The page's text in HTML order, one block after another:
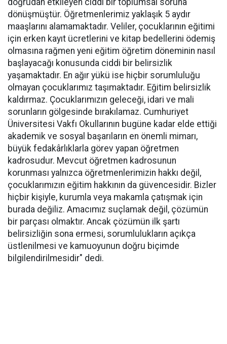
doğrudan etkileyen ciddi bir toplumsal soruna
dönüşmüştür. Öğretmenlerimiz yaklaşık 5 aydır
maaşlarını alamamaktadır. Veliler, çocuklarının eğitimi
için erken kayıt ücretlerini ve kitap bedellerini ödemiş
olmasına rağmen yeni eğitim öğretim döneminin nasıl
başlayacağı konusunda ciddi bir belirsizlik
yaşamaktadır. En ağır yükü ise hiçbir sorumluluğu
olmayan çocuklarımız taşımaktadır. Eğitim belirsizlik
kaldırmaz. Çocuklarımızın geleceği, idari ve mali
sorunların gölgesinde bırakılamaz. Cumhuriyet
Üniversitesi Vakfı Okullarının bugüne kadar elde ettiği
akademik ve sosyal başarıların en önemli mimarı,
büyük fedakârlıklarla görev yapan öğretmen
kadrosudur. Mevcut öğretmen kadrosunun
korunması yalnızca öğretmenlerimizin hakkı değil,
çocuklarımızın eğitim hakkının da güvencesidir. Bizler
hiçbir kişiyle, kurumla veya makamla çatışmak için
burada değiliz. Amacımız suçlamak değil, çözümün
bir parçası olmaktır. Ancak çözümün ilk şartı
belirsizliğin sona ermesi, sorumlulukların açıkça
üstlenilmesi ve kamuoyunun doğru biçimde
bilgilendirilmesidir" dedi.